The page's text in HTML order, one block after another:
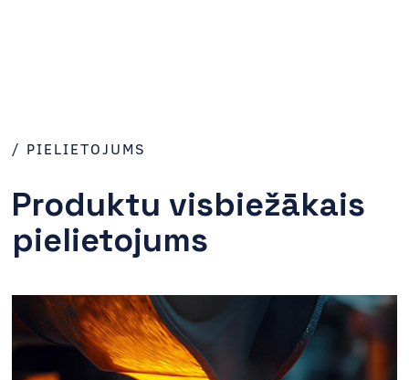
/ PIELIETOJUMS
Produktu visbiežākais
pielietojums